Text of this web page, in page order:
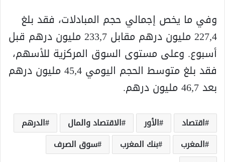
وفي ما يخص إجمالي حجم المبادلات، فقد بلغ
227,4 مليون درهم مقابل 233,7 مليون درهم قبل
أسبوع. وعلى مستوى السوق المركزية للأسهم،
فقد بلغ متوسط الحجم اليومي 45,4 مليون درهم
بعد 46,7 مليون درهم.
اقتصاد الأور الاقتصاد والمال
الدرهم
المغرب
بنك المغرب
سوق الصرف